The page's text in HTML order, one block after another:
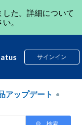
した。詳細について
。
サインイン
アップデート